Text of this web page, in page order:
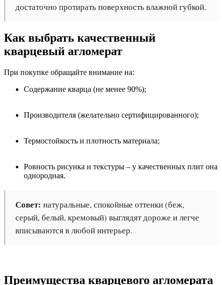
достаточно протирать поверхность влажной губкой.
Как выбрать качественный
кварцевый агломерат
При покупке обращайте внимание на:
Содержание кварца (не менее 90%);
Производителя (желательно сертифицированного);
Термостойкость и плотность материала;
Ровность рисунка и текстуры – у качественных плит она
однородная.
Совет: натуральные, спокойные оттенки (беж,
серый, белый, кремовый) выглядят дороже и легче
вписываются в любой интерьер.
Преимущества кварцевого агломерата